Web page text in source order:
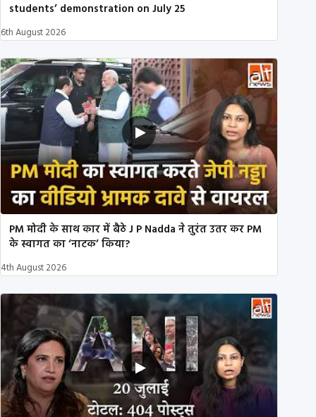
students’ demonstration on July 25
6th August 2026
PM मोदी के साथ कार में बैठे J P Nadda ने तुरंत उतर कर PM
के स्वागत का ‘नाटक’ किया?
4th August 2026